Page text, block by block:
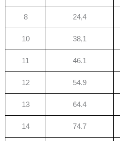
8 24,4
10 38,1
11 46.1
12 54.9
13 64.4
14 74.7